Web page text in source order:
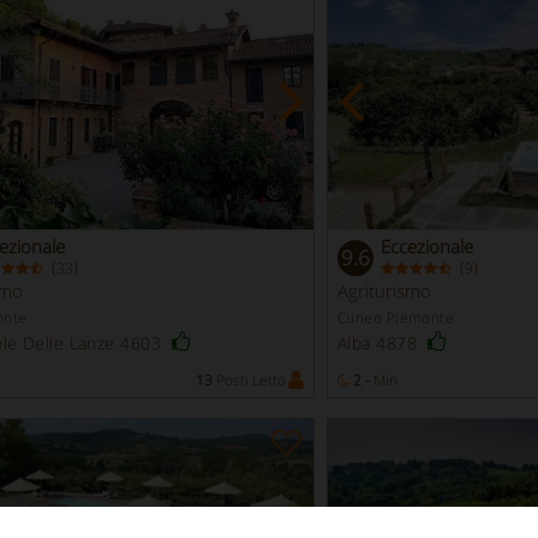
( 33 )
Delle Lanze 4603
13 Posti Letto
9.6 Eccezionale
( 9)
Agriturismo
Cuneo Piemonte
Alba 4878
2 - Min